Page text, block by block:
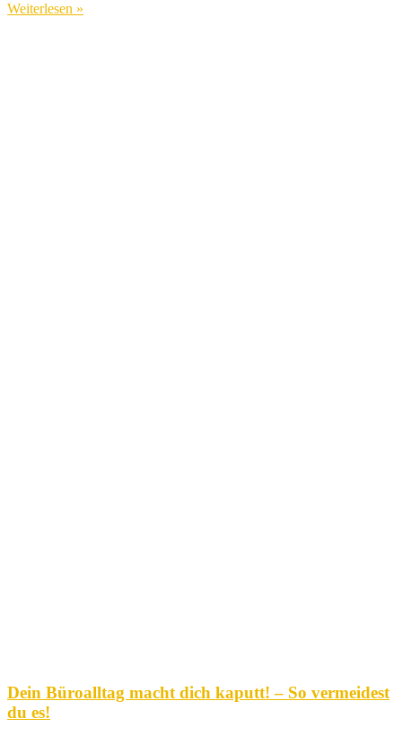
Weiterlesen »
Dein Büroalltag macht dich kaputt! – So vermeidest
du es!